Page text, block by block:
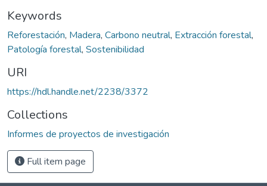
Keywords
Reforestación, Madera, Carbono neutral, Extracción forestal,
Patología forestal, Sostenibilidad
URI
https://hdl.handle.net/2238/3372
Collections
Informes de proyectos de investigación
Full item page